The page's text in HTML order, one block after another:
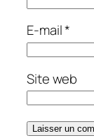
E-mail*
Site web